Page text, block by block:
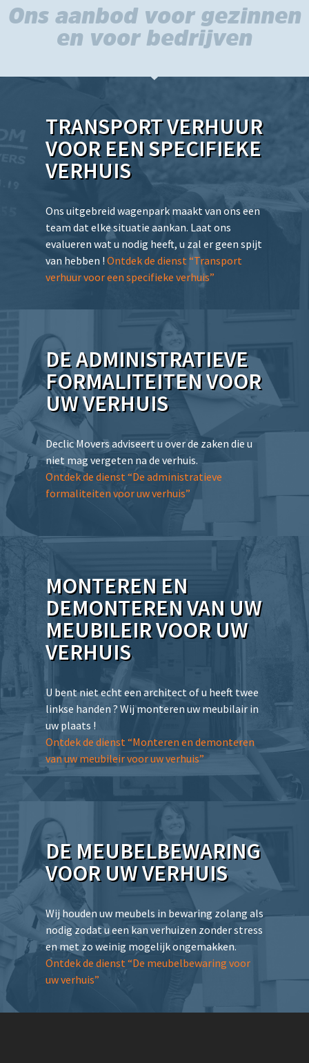
Ons aanbod voor gezinnen
en voor bedrijven
TRANSPORT VERHUUR
VOOR EEN SPECIFIEKE
VERHUIS
Ons uitgebreid wagenpark maakt van ons een
team dat elke situatie aankan. Laat ons
evalueren wat u nodig heeft, u zal er geen spijt
van hebben ! Ontdek de dienst “Transport
verhuur voor een specifieke verhuis”
DE ADMINISTRATIEVE
FORMALITEITEN VOOR
UW VERHUIS
Declic Movers adviseert u over de zaken die u
niet mag vergeten na de verhuis.
Ontdek de dienst “De administratieve
formaliteiten voor uw verhuis”
MONTEREN EN
DEMONTEREN VAN UW
MEUBILEIR VOOR UW
VERHUIS
U bent niet echt een architect of u heeft twee
linkse handen ? Wij monteren uw meubilair in
uw plaats !
Ontdek de dienst “Monteren en demonteren
van uw meubileir voor uw verhuis”
DE MEUBELBEWARING
VOOR UW VERHUIS
Wij houden uw meubels in bewaring zolang als
nodig zodat u een kan verhuizen zonder stress
en met zo weinig mogelijk ongemakken.
Ontdek de dienst “De meubelbewaring voor
uw verhuis”